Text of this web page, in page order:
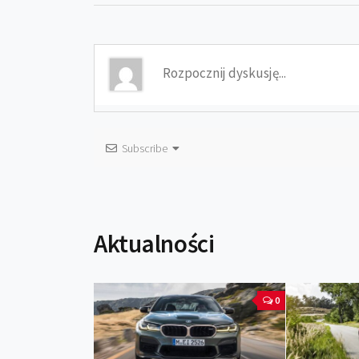
Subscribe
Aktualności
0